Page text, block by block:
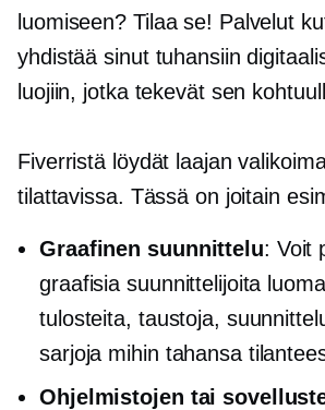
luomiseen? Tilaa se! Palvelut
yhdistää sinut tuhansiin
luojiin, jotka tekevät sen
Fiverristä löydät laajan
tilattavissa. Tässä on joitain
Graafinen suunnittelu: Voit
graafisia suunnittelijoita
tulosteita, taustoja,
sarjoja mihin tahansa
Ohjelmistojen tai